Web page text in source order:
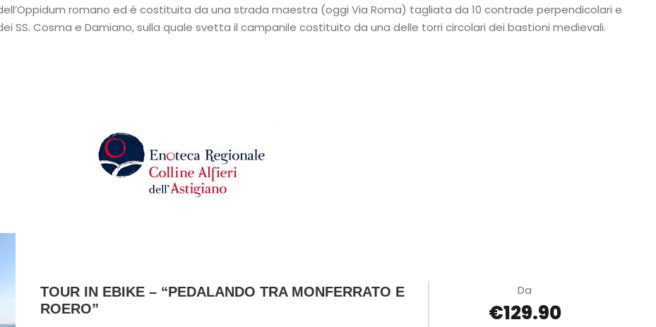
romano ed è costituita da una strada maestra (oggi Via Roma) tagliata da 10 contrade perpendicolari e
SS. Cosma e Damiano, sulla quale svetta il campanile costituito da una delle torri circolari dei bastioni medievali.
TOUR IN EBIKE – “PEDALANDO TRA MONFERRATO E
ROERO”
Da
€129.90